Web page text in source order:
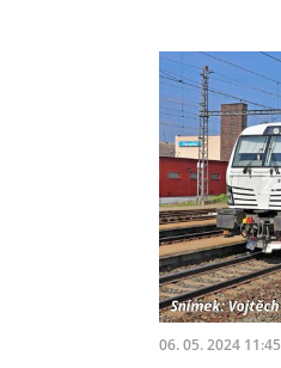
06. 05. 2024 11:45